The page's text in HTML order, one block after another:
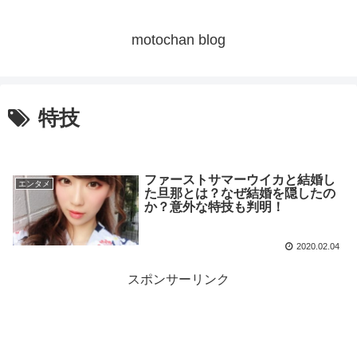
motochan blog
特技
エンタメ
ファーストサマーウイカと結婚し
た旦那とは？なぜ結婚を隠したの
か？意外な特技も判明！
2020.02.04
スポンサーリンク